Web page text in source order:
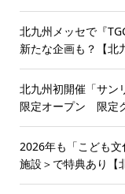
北九州メッセで『
新たな企画も？【北
北九州初開催「サン
限定オープン 限定
2026年も「こども
施設＞で特典あり【